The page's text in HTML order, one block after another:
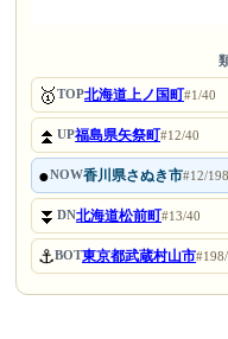
🥇TOP北海道上ノ国町#1/40
⏫UP福島県矢祭町#12/40
●NOW香川県さぬき市#12/198
⏬DN北海道松前町#13/40
⚓BOT東京都武蔵村山市